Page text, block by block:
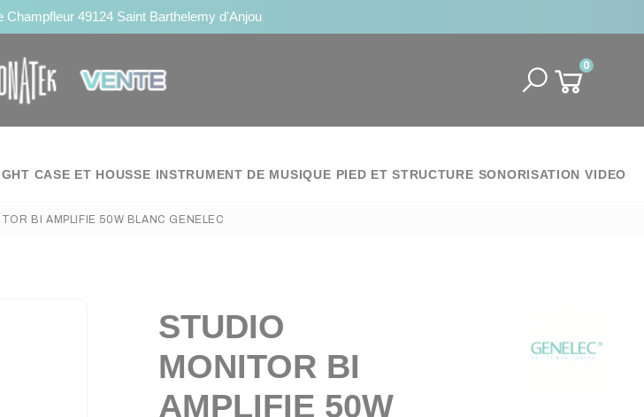
49124 Saint Barthelemy d'Anjou
0
CASE ET HOUSSE INSTRUMENT DE MUSIQUE PIED ET STRUCTURE SONORISATION VIDEO
BI AMPLIFIE 50W BLANC GENELEC
STUDIO
MONITOR BI
AMPLIFIE 50W